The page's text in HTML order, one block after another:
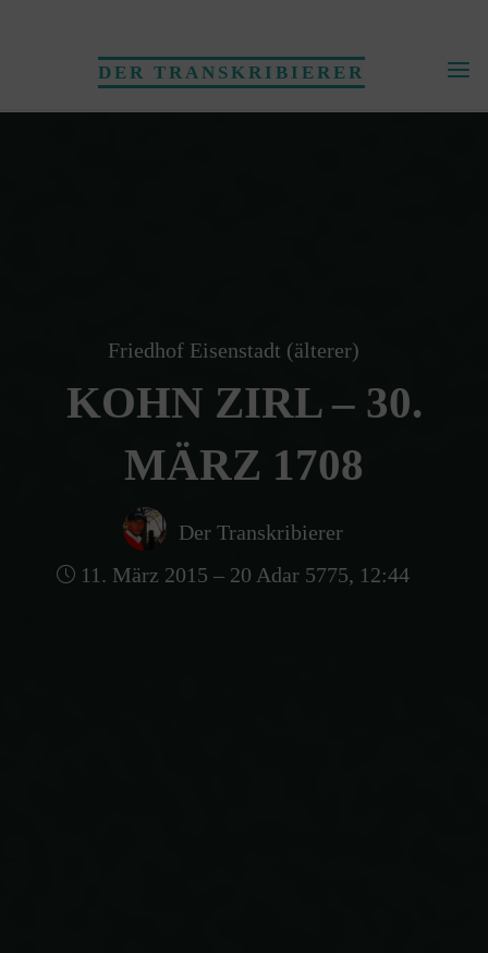
DER TRANSKRIBIERER
Friedhof Eisenstadt (älterer)
KOHN ZIRL – 30.
MÄRZ 1708
Der Transkribierer
11. März 2015 – 20 Adar 5775, 12:44